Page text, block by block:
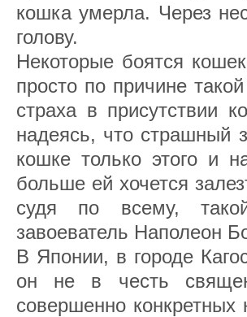
кошка умерла. Через
голову.
Некоторые боятся
просто по причине
страха в присутствии
надеясь, что страшный
кошке только этого и
больше ей хочется
судя по всему,
завоеватель Наполеон
В Японии, в городе
он не в честь
совершенно конкретных